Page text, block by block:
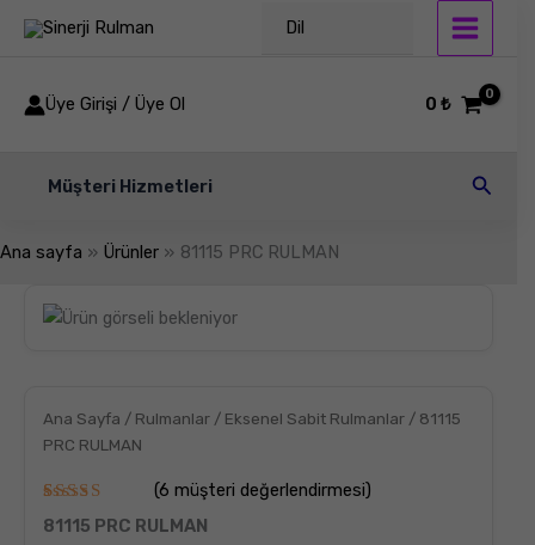
atla
Dil
Üye Girişi / Üye Ol 0₺
Müşteri Hizmetleri Arama
Ana sayfa Ürünler 81115 PRC RULMAN
Ana Sayfa / Rulmanlar / Eksenel Sabit Rulmanlar / 81115
PRC RULMAN
6
müşteri
puanına
(6 müşteri değerlendirmesi)
81115 PRC RULMAN
PRC